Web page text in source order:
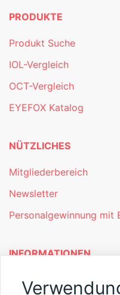
PRODUKTE
Produkt Suche
IOL-Vergleich
OCT-Vergleich
EYEFOX Katalog
NÜTZLICHES
Mitgliederbereich
Newsletter
Personalgewinnung mit
INFORMATIONEN
Was ist EYEFOX – Ihre